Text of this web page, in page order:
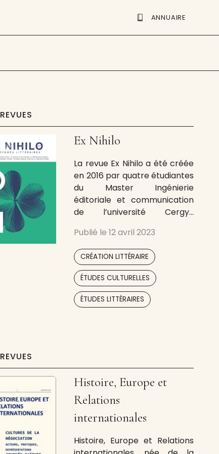
ANNUAIRE
Ex Nihilo
La revue Ex Nihilo a été créée
en 2016 par quatre étudiantes
du Master Ingénierie
éditoriale et communication
de l’université Cergy-
littérature et le voyage. Ex
Nihilo est une revue littéraire
internationale réalisée par les
étudiants du Master IEC : elle
vous est destinée ! Nous
prenons à cœur le projet qui
Publié le 12 avril 2023
CRÉATION LITTÉRAIRE
ÉTUDES CULTURELLES
ÉTUDES LITTÉRAIRES
Histoire, Europe et
Relations
internationales
Histoire, Europe et Relations